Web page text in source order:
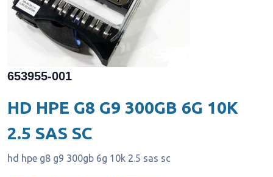
653955-001
HD HPE G8 G9 300GB 6G 10K
2.5 SAS SC
hd hpe g8 g9 300gb 6g 10k 2.5 sas sc